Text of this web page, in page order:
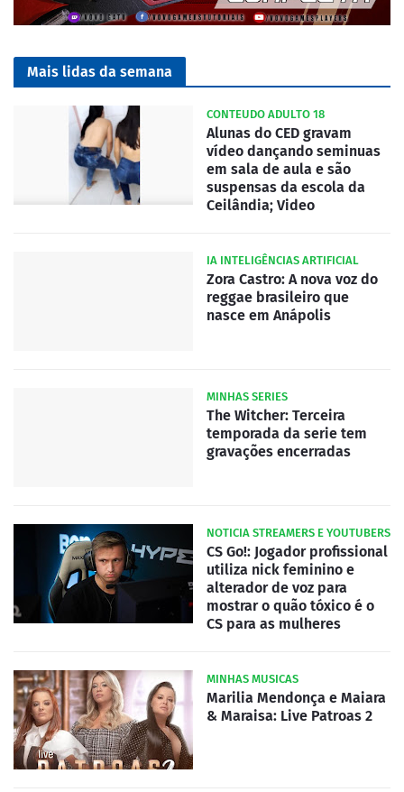
Mais lidas da semana
CONTEUDO ADULTO 18
Alunas do CED gravam
vídeo dançando seminuas
em sala de aula e são
suspensas da escola da
Ceilândia; Video
IA INTELIGÊNCIAS ARTIFICIAL
Zora Castro: A nova voz do
reggae brasileiro que
nasce em Anápolis
MINHAS SERIES
The Witcher: Terceira
temporada da serie tem
gravações encerradas
NOTICIA STREAMERS E YOUTUBERS
CS Go!: Jogador profissional
utiliza nick feminino e
alterador de voz para
mostrar o quão tóxico é o
CS para as mulheres
MINHAS MUSICAS
Marilia Mendonça e Maiara
& Maraisa: Live Patroas 2